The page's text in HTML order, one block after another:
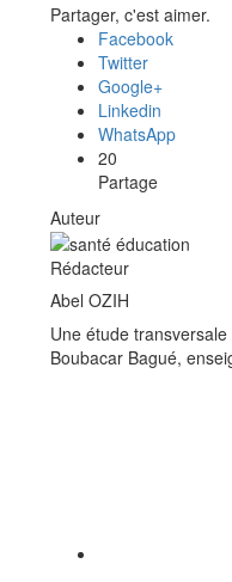
Partager, c'est aimer.
Facebook
Twitter
Google+
Linkedin
WhatsApp
20
Partage
Auteur
Rédacteur
Abel OZIH
Une étude
Boubacar Bagué,